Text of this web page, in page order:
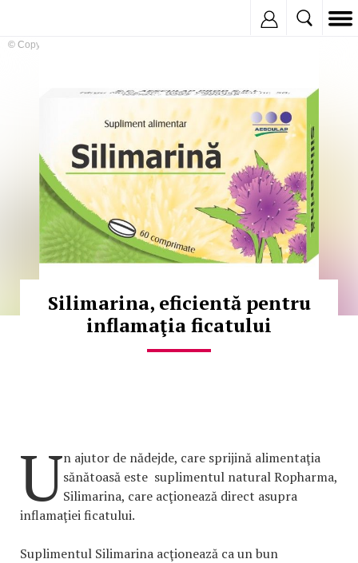
© Copyright:
Silimarina, eficientă pentru
inflamaţia ficatului
Un ajutor de nădejde, care sprijină alimentaţia
sănătoasă este suplimentul natural Ropharma,
Silimarina, care acţionează direct asupra
inflamaţiei ficatului.
Suplimentul Silimarina acţionează ca un bun